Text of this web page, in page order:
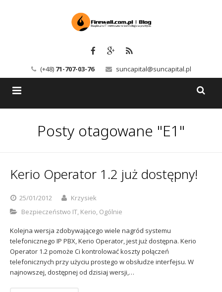
(+48) 71-707-03-76 suncapital@suncapital.pl
Backup-Solutions
Serwery pocztowe
Sophos
Usługi
Szkolenia
Kontakt
Polityka prywatności
Posty otagowane "E1"
Kerio Operator 1.2 już dostępny!
25/01/2012
Krzysiek
Bezpieczeństwo IT, Kerio, Ogólnie
Kolejna wersja zdobywającego wiele nagród systemu
telefonicznego IP PBX, Kerio Operator, jest już dostępna. Kerio
Operator 1.2 pomoże Ci kontrolować koszty połączeń
telefonicznych przy użyciu prostego w obsłudze interfejsu. W
najnowszej, dostępnej od dzisiaj wersji,…